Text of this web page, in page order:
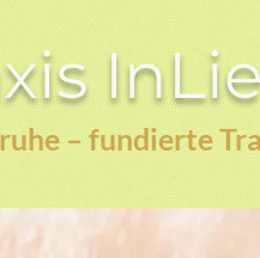
– fundierte